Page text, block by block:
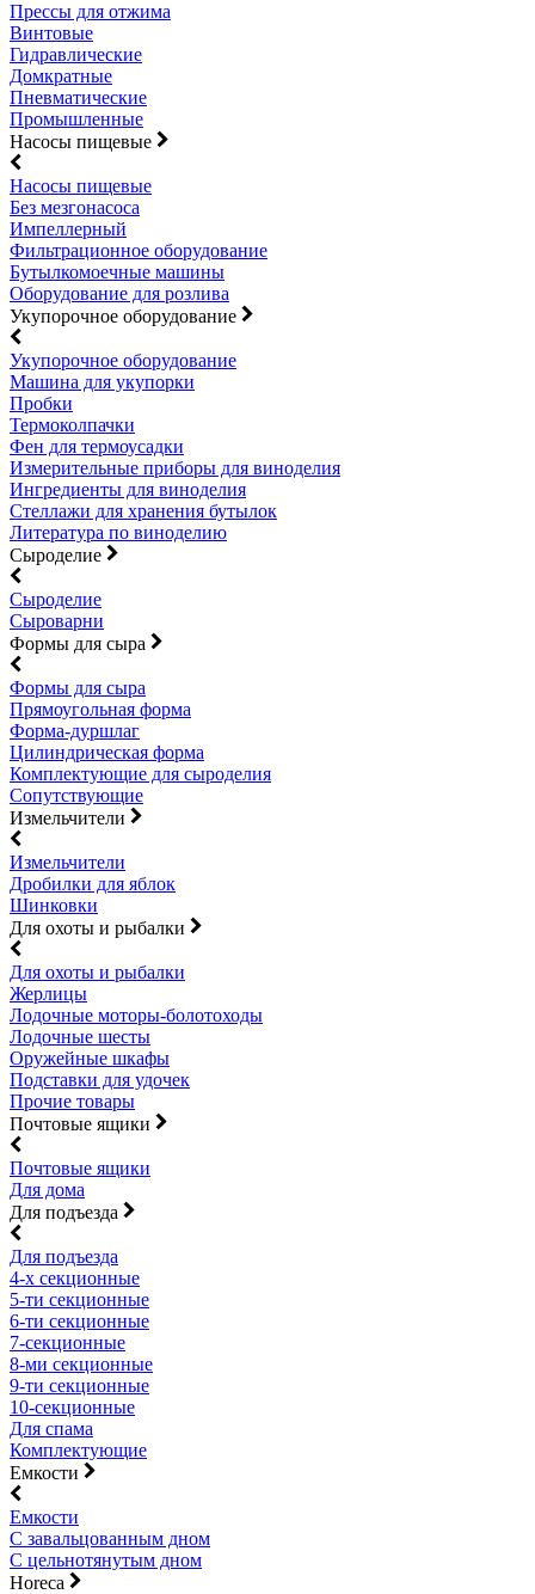
Прессы для отжима
Винтовые
Гидравлические
Домкратные
Пневматические
Промышленные
Насосы пищевые
Насосы пищевые
Без мезгонасоса
Импеллерный
Фильтрационное оборудование
Бутылкомоечные машины
Оборудование для розлива
Укупорочное оборудование
Укупорочное оборудование
Машина для укупорки
Пробки
Термоколпачки
Фен для термоусадки
Измерительные приборы для виноделия
Ингредиенты для виноделия
Стеллажи для хранения бутылок
Литература по виноделию
Сыроделие
Сыроделие
Сыроварни
Формы для сыра
Формы для сыра
Прямоугольная форма
Форма-дуршлаг
Цилиндрическая форма
Комплектующие для сыроделия
Сопутствующие
Измельчители
Измельчители
Дробилки для яблок
Шинковки
Для охоты и рыбалки
Для охоты и рыбалки
Жерлицы
Лодочные моторы-болотоходы
Лодочные шесты
Оружейные шкафы
Подставки для удочек
Прочие товары
Почтовые ящики
Почтовые ящики
Для дома
Для подъезда
Для подъезда
4-х секционные
5-ти секционные
6-ти секционные
7-секционные
8-ми секционные
9-ти секционные
10-секционные
Для спама
Комплектующие
Емкости
Емкости
С завальцованным дном
С цельнотянутым дном
Horeca